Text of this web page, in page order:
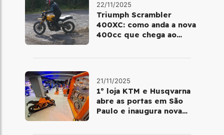
22/11/2025
Triumph Scrambler
400XC: como anda a nova
400cc que chega ao
21/11/2025
1º loja KTM e Husqvarna
abre as portas em São
Paulo e inaugura nova